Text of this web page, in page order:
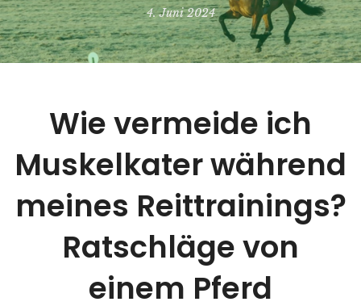
4. Juni 2024
Wie vermeide ich
Muskelkater während
meines Reittrainings?
Ratschläge von
einem Pferd